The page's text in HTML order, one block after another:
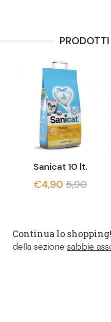
Sanicat 10 lt.
€4,90 5,90
Continua lo shopping!
della sezione sabbie